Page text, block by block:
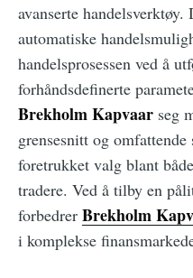
avanserte
automatiske
handelsprosessen ved å
forhåndsdefinerte
Brekholm Kapvaar seg
grensesnitt og
foretrukket valg blant
tradere. Ved å tilby en
forbedrer Brekholm
i komplekse